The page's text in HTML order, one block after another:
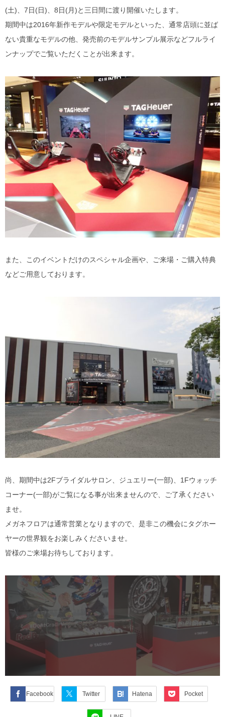
(土)、7日(日)、8日(月)と三日間に渡り開催いたします。
期間中は2016年新作モデルや限定モデルといった、通常店頭に並ば
ない貴重なモデルの他、発売前のモデルサンプル展示などフルライ
ンナップでご覧いただくことが出来ます。
また、このイベントだけのスペシャル企画や、ご来場・ご購入特典
などご用意しております。
尚、期間中は2Fブライダルサロン、ジュエリー(一部)、1Fウォッチ
コーナー(一部)がご覧になる事が出来ませんので、ご了承ください
ませ。
メガネフロアは通常営業となりますので、是非この機会にタグホー
ヤーの世界観をお楽しみくださいませ。
皆様のご来場お待ちしております。
Facebook Twitter Hatena Pocket
LINDBERG
MYKITA
OAKLEY
OLIVER PEOPLES
Ray Ban
SAINT LAURENT
TOM FORD
TALEX